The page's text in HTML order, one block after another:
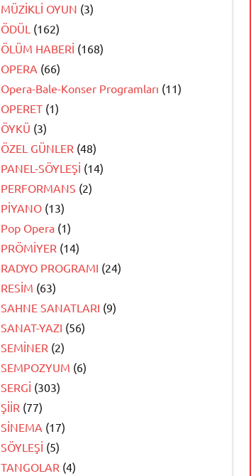
MÜZİKLİ OYUN (3)
ÖDÜL (162)
ÖLÜM HABERİ (168)
OPERA (66)
Opera-Bale-Konser Programları (11)
OPERET (1)
ÖYKÜ (3)
ÖZEL GÜNLER (48)
PANEL-SÖYLEŞİ (14)
PERFORMANS (2)
PİYANO (13)
Pop Opera (1)
PRÖMİYER (14)
RADYO PROGRAMI (24)
RESİM (63)
SAHNE SANATLARI (9)
SANAT-YAZI (56)
SEMİNER (2)
SEMPOZYUM (6)
SERGİ (303)
ŞİİR (77)
SİNEMA (17)
SÖYLEŞİ (5)
TANGOLAR (4)